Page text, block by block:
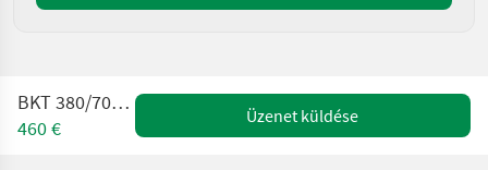
BKT 380/70R20 BKT
460 €
Üzenet küldése